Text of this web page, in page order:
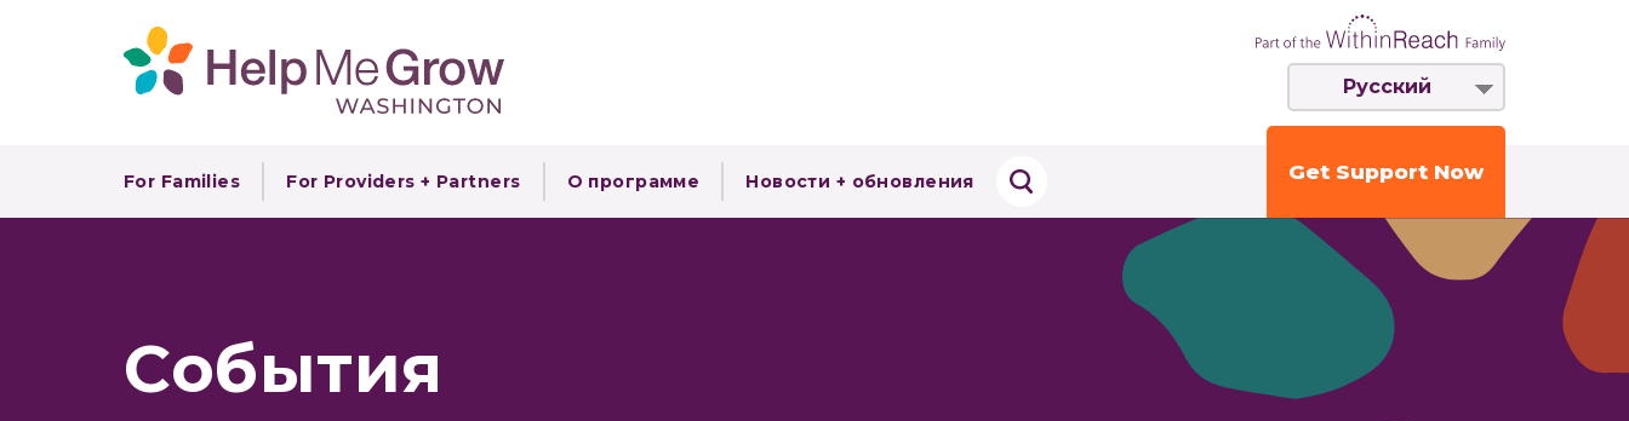
Русский
For Families For Providers + Partners О программе Новости + обновления Get Support Now
События